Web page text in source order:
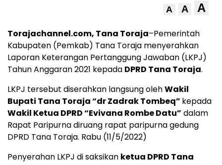
A A A
Torajachannel.com, Tana Toraja–Pemerintah
Kabupaten (Pemkab) Tana Toraja menyerahkan
Laporan Keterangan Pertanggung Jawaban (LKPJ)
Tahun Anggaran 2021 kepada DPRD Tana Toraja.
LKPJ tersebut diserahkan langsung olehWakil
Bupati Tana Toraja “dr Zadrak Tombeq” kepada
Wakil Ketua DPRD “Evivana Rombe Datu” dalam
Rapat Paripurna diruang rapat paripurna gedung
DPRD Tana Toraja. Rabu (11/5/2022)
Penyerahan LKPJ di saksikan ketua DPRD Tana